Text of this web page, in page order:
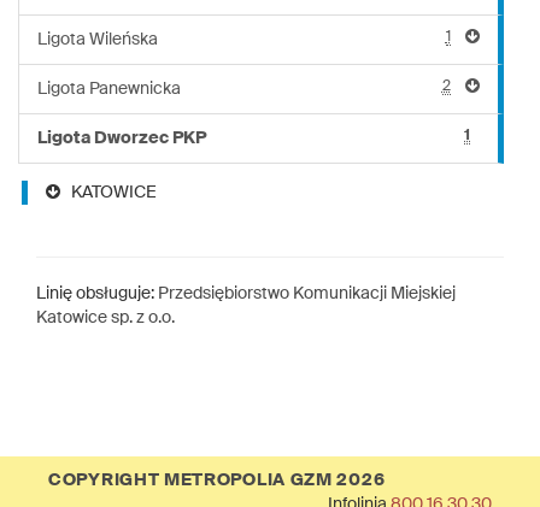
Ligota Wileńska 1
Ligota Panewnicka 2
Ligota Dworzec PKP 1
KATOWICE
Linię obsługuje: Przedsiębiorstwo Komunikacji Miejskiej
Katowice sp. z o.o.
COPYRIGHT METROPOLIA GZM 2026